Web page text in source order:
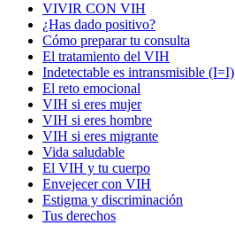
VIVIR CON VIH
¿Has dado positivo?
Cómo preparar tu consulta
El tratamiento del VIH
Indetectable es intransmisible (I=I)
El reto emocional
VIH si eres mujer
VIH si eres hombre
VIH si eres migrante
Vida saludable
El VIH y tu cuerpo
Envejecer con VIH
Estigma y discriminación
Tus derechos